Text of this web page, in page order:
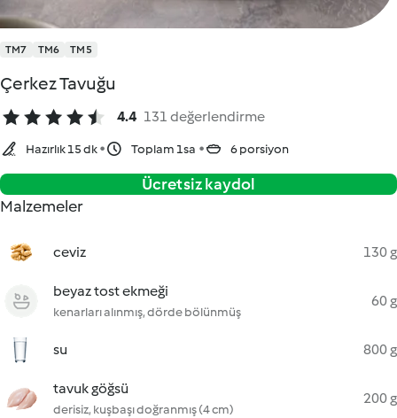
TM7 TM6 TM5
Çerkez Tavuğu
4.4 131 değerlendirme
Hazırlık 15 dk Toplam 1sa 6 porsiyon
Ücretsiz kaydol
Malzemeler
ceviz 130 g
beyaz tost ekmeği
kenarları alınmış, dörde bölünmüş
60 g
su 800 g
tavuk göğsü
derisiz, kuşbaşı doğranmış (4 cm)
200 g